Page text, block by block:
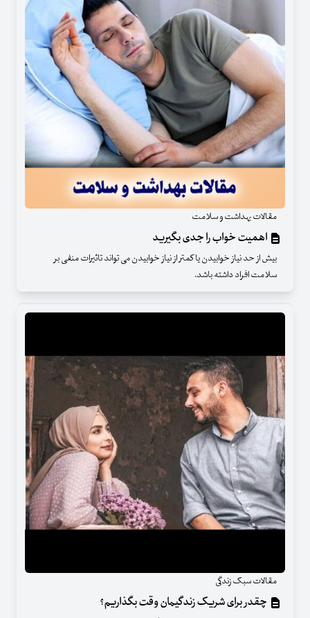
مقالات بهداشت و سلامت
اهمیت خواب را جدی بگیرید
بیش از حد نیاز خوابیدن یا کمتر از نیاز خوابیدن می تواند تاثیرات منفی بر
سلامت افراد داشته باشد.
مقالات سبک زندگی
چقدر برای شریک زندگیمان وقت بگذاریم؟